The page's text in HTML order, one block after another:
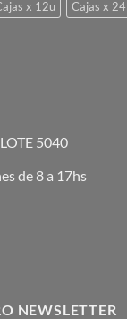
x 12u
Cajas x 24
5040
de 8 a 17hs
NEWSLETTER